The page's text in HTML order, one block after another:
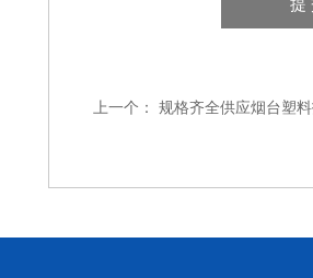
上一个：
规格齐全供应烟台塑